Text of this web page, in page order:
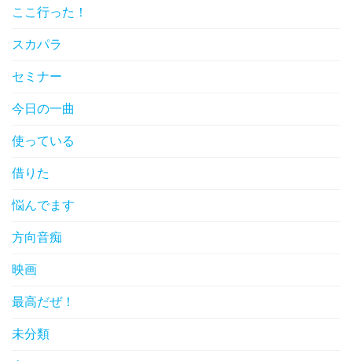
ここ行った！
スカパラ
セミナー
今日の一曲
使っている
借りた
悩んでます
方向音痴
映画
最高だぜ！
未分類